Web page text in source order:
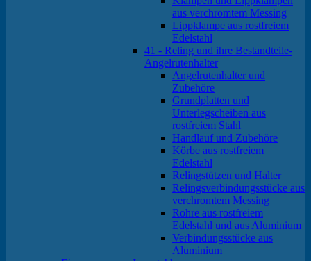
aus verchromtem Messing
Lippklampe aus rostfreiem
Edelstahl
41 - Reling und ihre Bestandteile-
Angelrutenhalter
Angelrutenhalter und
Zubehöre
Grundplatten und
Unterlegscheiben aus
rostfreiem Stahl
Handlauf und Zubehöre
Körbe aus rostfreiem
Edelstahl
Relingstützen und Halter
Relingsverbindungsstücke aus
verchromtem Messing
Rohre aus rostfreiem
Edelstahl und aus Aluminium
Verbindungsstücke aus
Aluminium